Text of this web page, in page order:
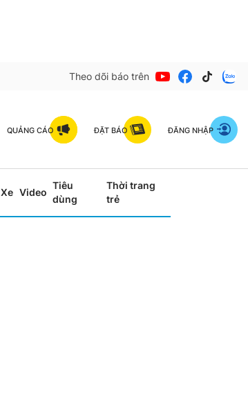
Theo dõi báo trên
QUẢNG CÁO ĐẶT BÁO ĐĂNG NHẬP
Xe Video
Tiêu
dùng
Thời trang
trẻ